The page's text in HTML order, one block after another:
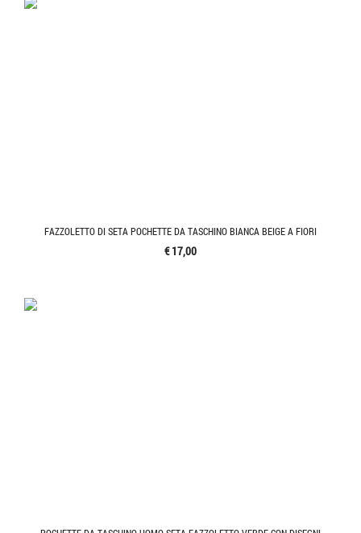
FAZZOLETTO DI SETA POCHETTE DA TASCHINO BIANCA BEIGE A FIORI
€ 17,00